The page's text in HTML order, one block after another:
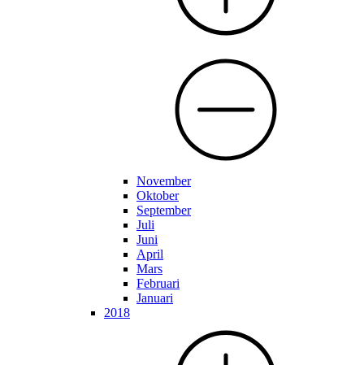
November
Oktober
September
Juli
Juni
April
Mars
Februari
Januari
2018